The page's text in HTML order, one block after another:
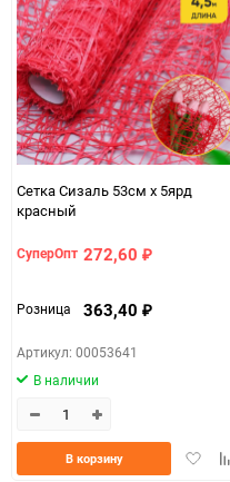
Сетка Сизаль 53см х 5ярд
красный
СуперОпт 272,60 ₽
Розница 363,40 ₽
Артикул: 00053641
В наличии
В корзину